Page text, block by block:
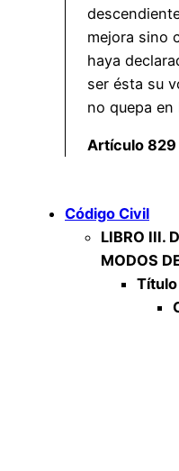
mejora sino
haya
ser ésta su
no quepa
Artículo 829
Código Civil
LIBRO III.
MODOS